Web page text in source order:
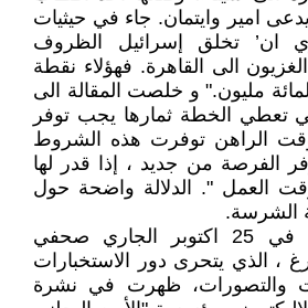
امير وايتمان. جاء في حيثيات
ان’ تخلق إسرائيل الظروف
الى القاهرة. فهؤلاء نقطة
مليون." و خلصت المقالة الى
تعطي الخطة ثمارها يجب توفر
الراهن توفرت هذه الشروط
الفرصة من جديد ، إذا قدر لها
العمل ". الدلالة واضحة حول
الشرسة.
الورقة ، كما نشرها في 25 اكتوبر الجاري صحفي
، الذي يتحرى دور الاستخبارات
والتصورات، ظهرت في نشرة